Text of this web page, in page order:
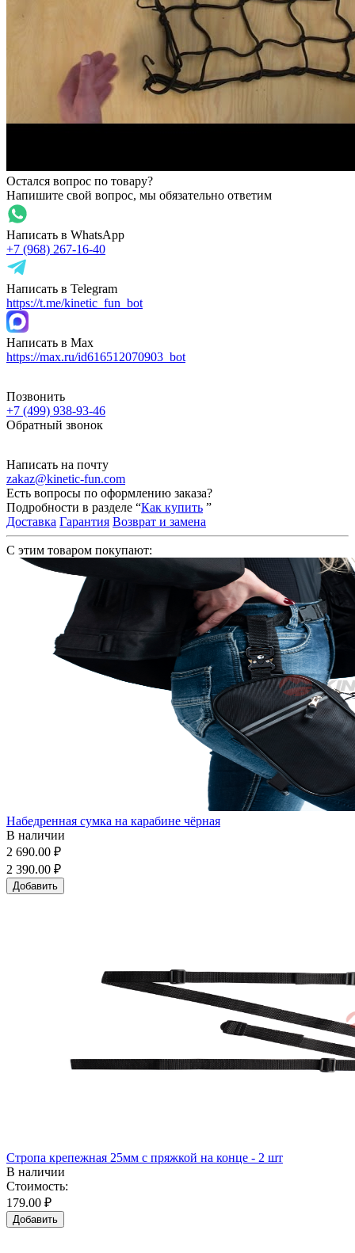
Остался вопрос по товару?
Напишите свой вопрос, мы обязательно ответим
Написать в WhatsApp
+7 (968) 267-16-40
Написать в Telegram
https://t.me/kinetic_fun_bot
Написать в Max
https://max.ru/id616512070903_bot
Позвонить
+7 (499) 938-93-46
Обратный звонок
Написать на почту
zakaz@kinetic-fun.com
Есть вопросы по оформлению заказа?
Подробности в разделе “Как купить ”
Доставка Гарантия Возврат и замена
С этим товаром покупают:
Набедренная сумка на карабине чёрная
В наличии
2 690.00 ₽
2 390.00 ₽
Добавить
Стропа крепежная 25мм с пряжкой на конце - 2 шт
В наличии
Стоимость:
179.00 ₽
Добавить